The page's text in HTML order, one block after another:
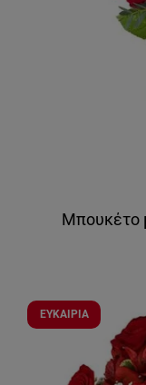
Μπουκέτο
ΕΥΚΑΙΡΙΑ